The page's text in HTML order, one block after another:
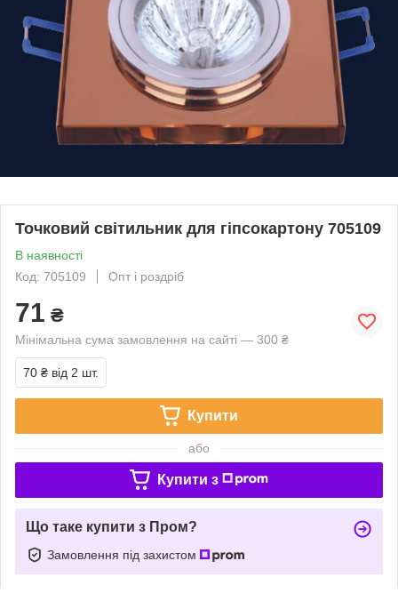
Точковий світильник для гіпсокартону 705109
В наявності
Код: 705109
Опт і роздріб
71 ₴
Мінімальна сума замовлення на сайті — 300 ₴
70 ₴ від 2 шт.
Купити
або
Купити з
Що таке купити з Пром?
Замовлення під захистом